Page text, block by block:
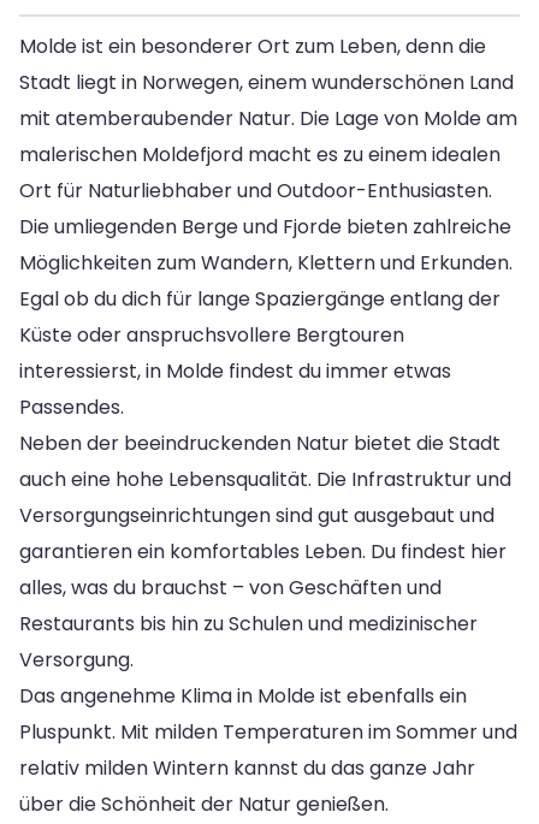
Molde ist ein besonderer Ort zum Leben, denn die
Stadt liegt in Norwegen, einem wunderschönen Land
mit atemberaubender Natur. Die Lage von Molde am
malerischen Moldefjord macht es zu einem idealen
Ort für Naturliebhaber und Outdoor-Enthusiasten.
Die umliegenden Berge und Fjorde bieten zahlreiche
Möglichkeiten zum Wandern, Klettern und Erkunden.
Egal ob du dich für lange Spaziergänge entlang der
Küste oder anspruchsvollere Bergtouren
interessierst, in Molde findest du immer etwas
Passendes.
Neben der beeindruckenden Natur bietet die Stadt
auch eine hohe Lebensqualität. Die Infrastruktur und
Versorgungseinrichtungen sind gut ausgebaut und
garantieren ein komfortables Leben. Du findest hier
alles, was du brauchst – von Geschäften und
Restaurants bis hin zu Schulen und medizinischer
Versorgung.
Das angenehme Klima in Molde ist ebenfalls ein
Pluspunkt. Mit milden Temperaturen im Sommer und
relativ milden Wintern kannst du das ganze Jahr
über die Schönheit der Natur genießen.